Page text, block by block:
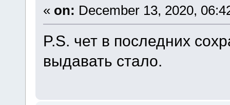
« on: December 13, 2020,
P.S. чет в последних
выдавать стало.